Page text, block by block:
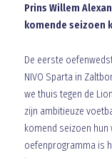
Prins Willem
komende seizoen
De eerste
NIVO Sparta in
we thuis tegen de
zijn ambitieuze
komend seizoen
oefenprogramma is